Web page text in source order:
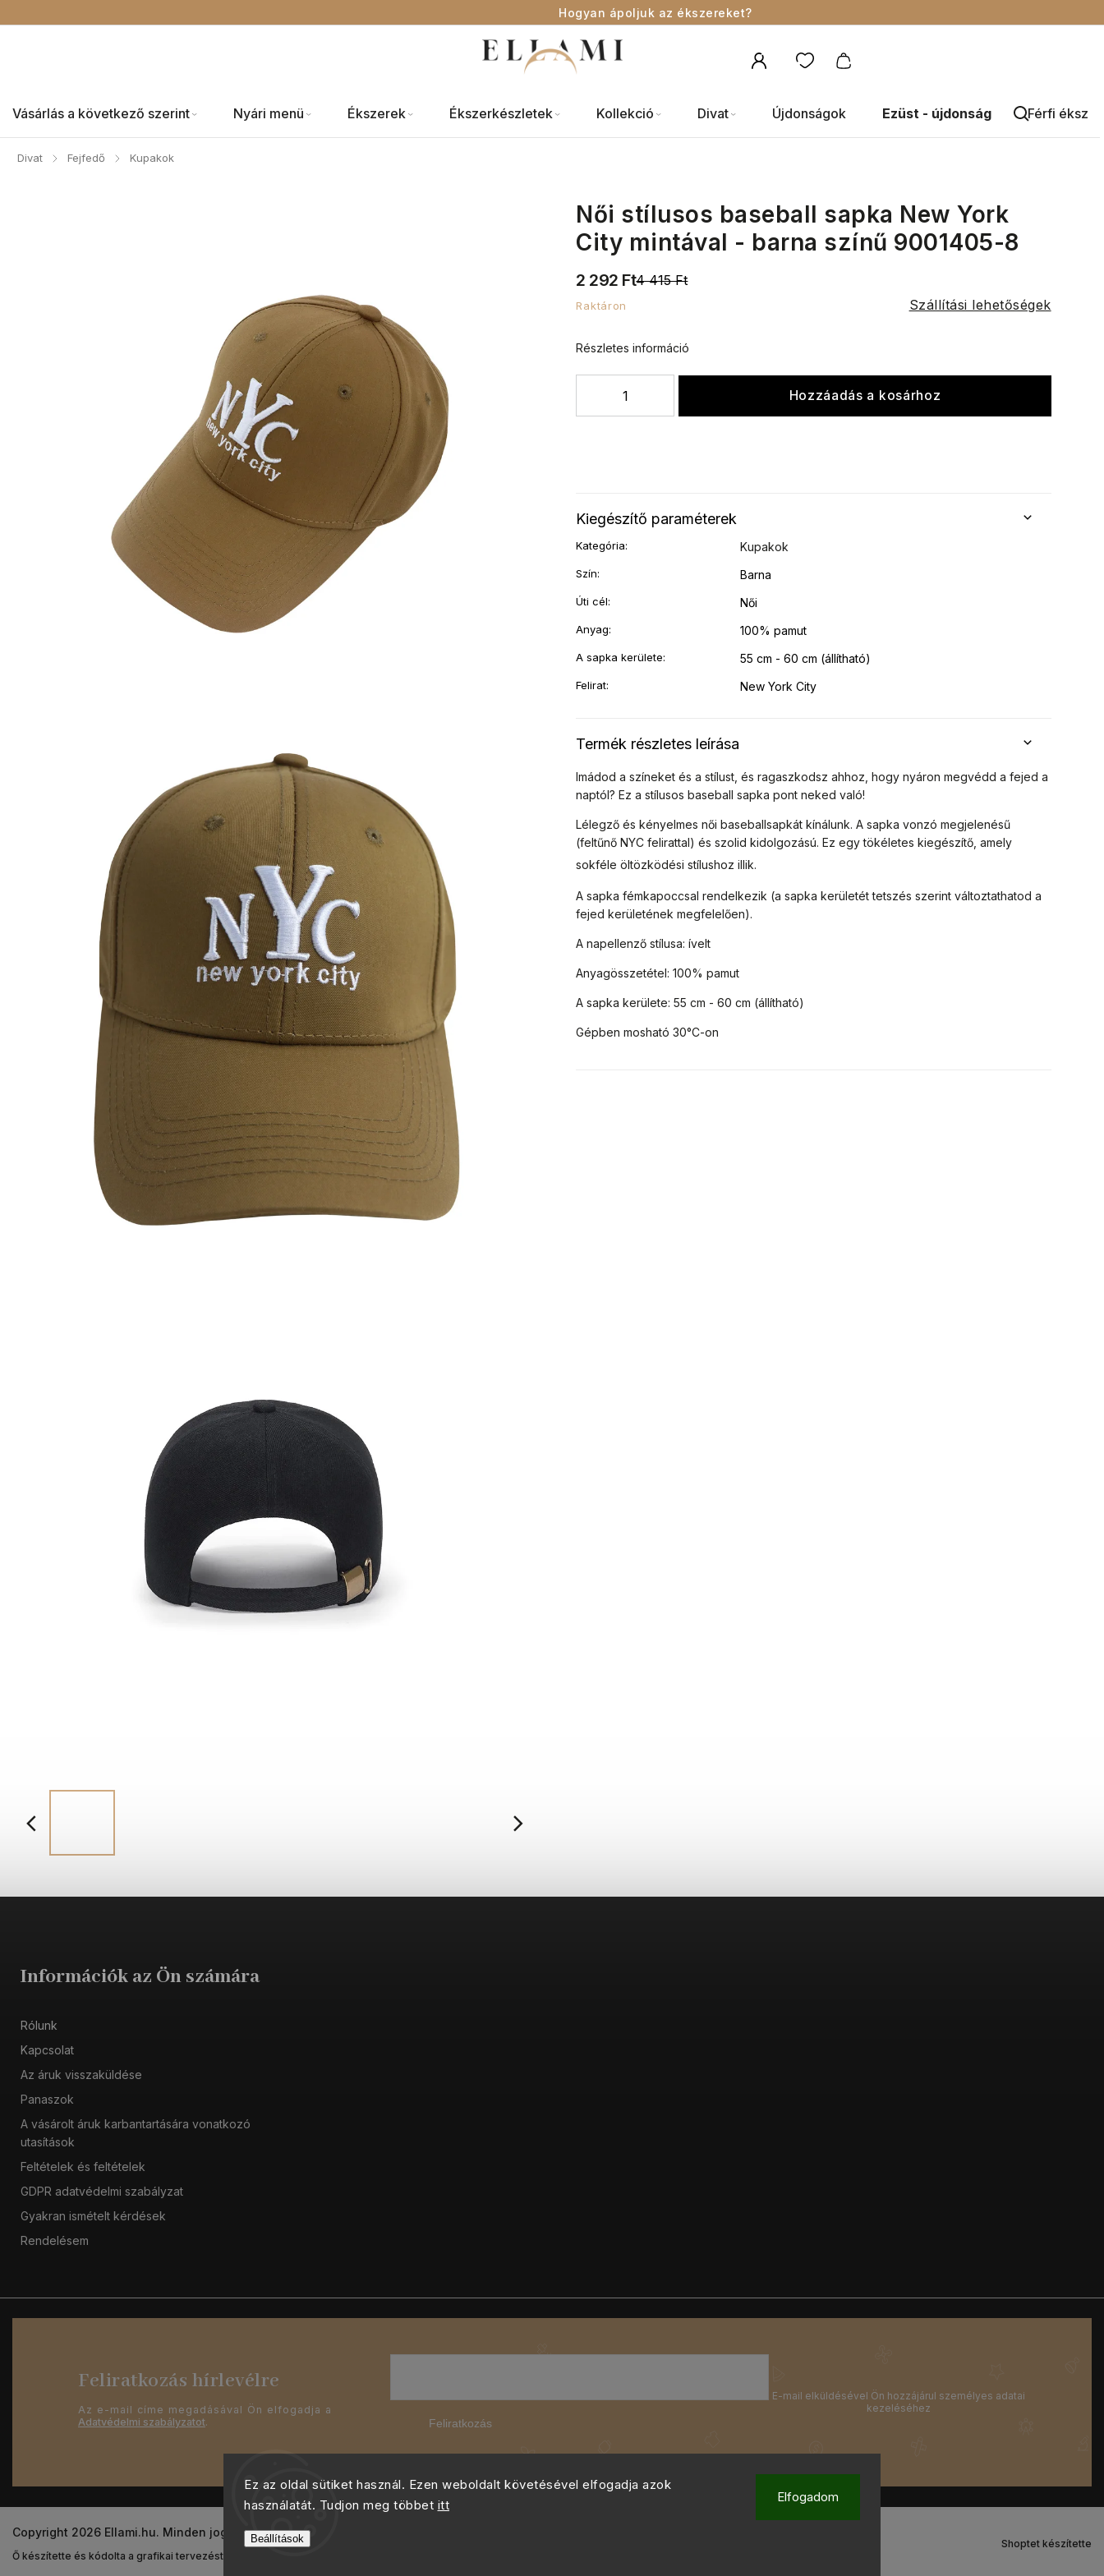
Ez az oldal sütiket használ. Ezen weboldalt követésével elfogadja azok
használatát. Tudjon meg többet itt
Beállítások
Elfogadom
Hogyan ápoljuk az ékszereket?
Vásárlás a következő szerint Nyári menü Ékszerek Ékszerkészletek Kollekció Divat Újdonságok Ezüst - újdonság Férfi
Divat / Fejfedő / Kupakok
Női stílusos baseball sapka New York
City mintával - barna színű 9001405-8
4 415 Ft
2 292 Ft
Raktáron Szállítási lehetőségek
Hozzáadás a kosárhoz
Részletes információ
Termék részletes leírása
Imádod a színeket és a stílust, és ragaszkodsz ahhoz, hogy nyáron megvédd a fejed a
naptól?Ez a stílusos baseball sapka pont neked való!
Lélegző és kényelmes női baseballsapkát kínálunk.A sapka vonzó megjelenésű
(feltűnő NYC felirattal) és szolid kidolgozású. Ez egytökéletes kiegészítő, amely
sokféle öltözködési stílushoz illik.
A sapka fémkapoccsal rendelkezik (a sapka kerületét tetszés szerint változtathatod a
fejed kerületének megfelelően).
A napellenző stílusa: ívelt
Anyagösszetétel: 100% pamut
A sapka kerülete:55 cm - 60 cm (állítható)
Gépben mosható 30°C-on
Kiegészítő paraméterek
Kategória: Kupakok
Szín: Barna
Úti cél: Női
Anyag: 100% pamut
A sapka kerülete: 55 cm - 60 cm (állítható)
Felirat: New York City
Információk az Ön számára
Rólunk
Kapcsolat
Az áruk visszaküldése
Panaszok
A vásárolt áruk karbantartására vonatkozó
utasítások
Feltételek és feltételek
GDPR adatvédelmi szabályzat
Gyakran ismételt kérdések
Rendelésem
Feliratkozás hírlevélre
Az e-mail címe megadásával Ön elfogadja a
Adatvédelmi szabályzatot. Feliratkozás
Shoptet készítette
Copyright 2026 Ellami.hu. Minden jog fenntartva.
Ő készítette és kódolta a grafikai tervezést